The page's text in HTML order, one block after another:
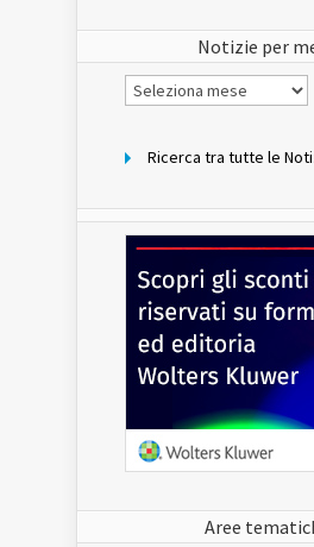
Notizie per
Notizie
per
Ricerca tra tutte le
Aree